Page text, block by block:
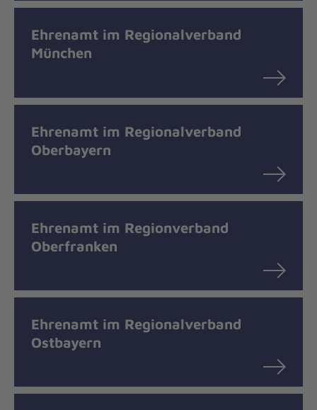
Ehrenamt im Regionalverband
München
Ehrenamt im Regionalverband
Oberbayern
Ehrenamt im Regionverband
Oberfranken
Ehrenamt im Regionalverband
Ostbayern